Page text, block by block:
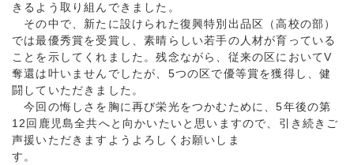
きるよう取り組んできました。
その中で、新たに設けられた復興特別出品区（高校の部）
では最優秀賞を受賞し、素晴らしい若手の人材が育っている
ことを示してくれました。残念ながら、従来の区においてV
奪還は叶いませんでしたが、5つの区で優等賞を獲得し、健
闘していただきました。
今回の悔しさを胸に再び栄光をつかむために、5年後の第
12回鹿児島全共へと向かいたいと思いますので、引き続きご
声援いただきますようよろしくお願いしま
す。